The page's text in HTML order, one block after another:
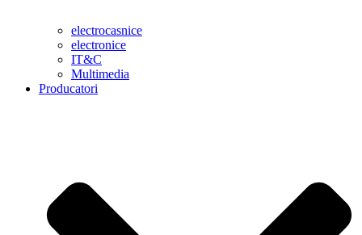
electrocasnice
electronice
IT&C
Multimedia
Producatori